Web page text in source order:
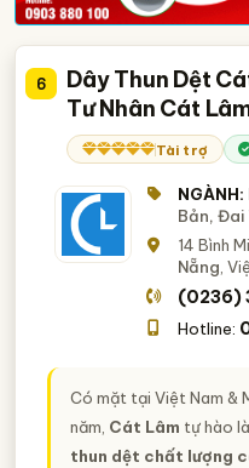
6
Dây Thun Dệt
Tư Nhân Cát
Tài trợ
NGÀNH:
Bản, Đai
14 Bình
Nẵng ,
(0236)
Hotline:
Có mặt tại Việt Nam &
năm, Cát Lâm tự hào
thun dệt chất lượng